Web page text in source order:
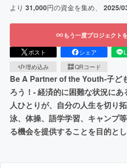
より 31,000円の資金を集め、 2025/
もう一度プロジェクト
ポスト シェア
埋め込み
QRコード
Be A Partner of the Youth-子ど
ろう！- 経済的に困難な状況に
人ひとりが、自分の人生を切り
泳、体操、語学学習、キャンプ
る機会を提供することを目的とし